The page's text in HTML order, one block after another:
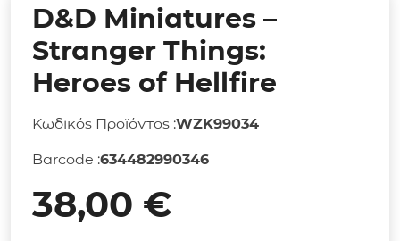
D&D Miniatures –
Stranger Things:
Heroes of Hellfire
Κωδικός Προϊόντος :WZK99034
Barcode :634482990346
38,00 €